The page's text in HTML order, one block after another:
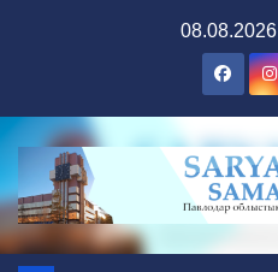
08.08.2026